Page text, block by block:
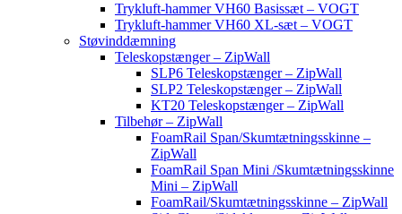
Trykluft-hammer VH60 Basissæt – VOGT
Trykluft-hammer VH60 XL-sæt – VOGT
Støvinddæmning
Teleskopstænger – ZipWall
SLP6 Teleskopstænger – ZipWall
SLP2 Teleskopstænger – ZipWall
KT20 Teleskopstænger – ZipWall
Tilbehør – ZipWall
FoamRail Span/Skumtætningsskinne –
ZipWall
FoamRail Span Mini /Skumtætningsskinne
Mini – ZipWall
FoamRail/Skumtætningsskinne – ZipWall